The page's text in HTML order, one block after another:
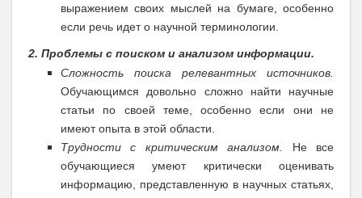
выражением своих мыслей на бумаге, особенно
если речь идет о научной терминологии.
2. Проблемы с поиском и анализом информации.
Сложность поиска релевантных источников.
Обучающимся довольно сложно найти научные
статьи по своей теме, особенно если они не
имеют опыта в этой области.
Трудности с критическим анализом. Не все
обучающиеся умеют критически оценивать
информацию, представленную в научных статьях,